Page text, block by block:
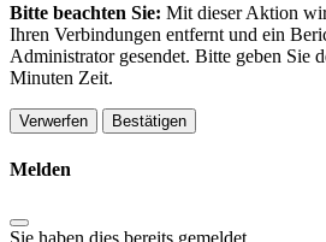
Bitte beachten Sie: Mit dieser Aktion
Ihren Verbindungen entfernt und ein
Administrator gesendet. Bitte geben Sie
Minuten Zeit.
Bestätigen
Melden